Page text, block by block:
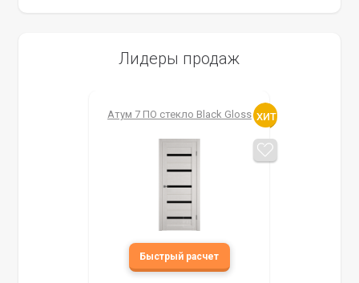
Лидеры продаж
Атум 7 ПО стекло Black Gloss